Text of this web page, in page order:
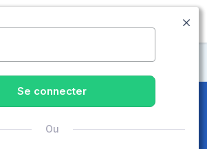
MENU
Morbihan
retraite et EHPAD
Guer (56380)
Se connecter
Ou